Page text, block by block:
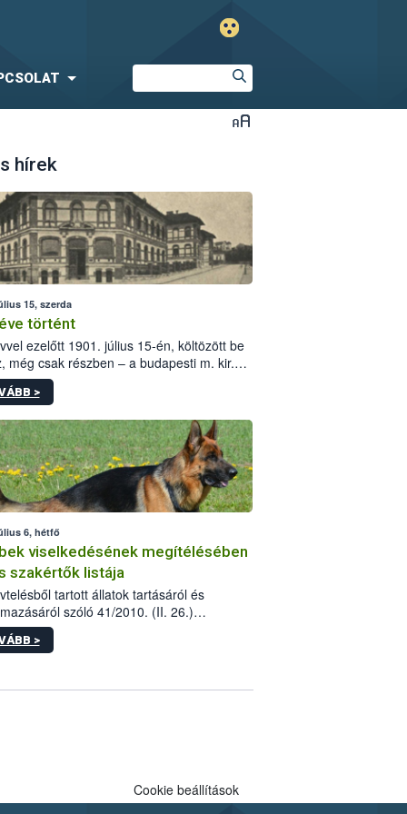
hírek
15, szerda
történt
ezelőtt 1901. július 15-én, költözött be
még csak részben – a budapesti m. kir.
állomás a Kis Rókus utca
alatti, Czigler Győző által tervezett új
>
6, hétfő
viselkedésének megítélésében
szakértők listája
tartott állatok tartásáról és
szóló 41/2010. (II. 26.)
szabályozza az eb okozta fizikai
illetve ennek veszélye keletkezésekor
>
Cookie beállítások